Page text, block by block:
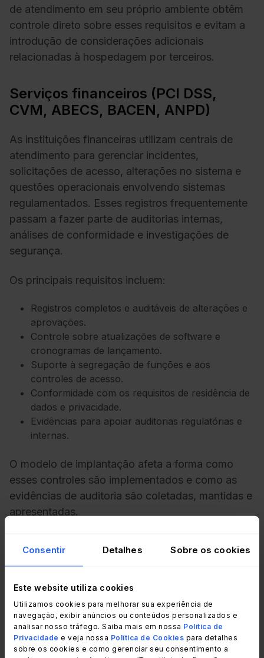
Consentir Detalhes Sobre os cookies
Este website utiliza cookies
Utilizamos cookies para melhorar sua experiência de
navegação, exibir anúncios ou conteúdos personalizados e
analisar nosso tráfego. Saiba mais em nossa Política de
Privacidade e veja nossa Política de Cookies para detalhes
sobre os cookies e como gerenciar seu consentimento a
de atendimento em seu próprio ambiente obtêm
controle direto sobre esses requisitos e evitam a
introdução de considerações adicionais
relacionadas à hospedagem por terceiros.
Serviços financeiros (PCI DSS,
CVM, ABECS, BACEN, ANPD)
As instituições financeiras utilizam centrais de
atendimento para gerenciar incidentes,
solicitações de acesso, alterações no sistema e
questões operacionais envolvendo sistemas
regulamentados. Esses registros frequentemente
passam a fazer parte de auditorias internas,
análises de conformidade e investigações de
segurança.
Os principais requisitos incluem:
Registros completos e auditáveis de alterações e
aprovações.
Controle sobre atualizações de software e
cronogramas de lançamento.
Suporte à segregação de funções e aos
controles de acesso.
Conformidade com os requisitos de residência de
dados e privacidade.
Evidências para apoiar auditorias regulatórias e
internas.
O modelo de implantação afeta a forma como
esses controles são implementados e como as
evidências de auditoria são coletadas, mantidas e
apresentadas.
Governo e defesa
defesa frequentemente operam em ambientes
altamente restritos, nos quais a conectividade
externa, o acesso de terceiros e a localização dos
dados são rigidamente controlados.